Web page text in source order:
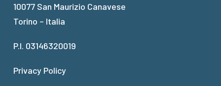
10077 San Maurizio Canavese
Torino – Italia
P.I. 03146320019
Privacy Policy